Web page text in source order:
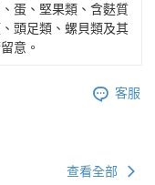
蛋、堅果類、含麩質
頭足類、螺貝類及其
意。
客服
查看全部